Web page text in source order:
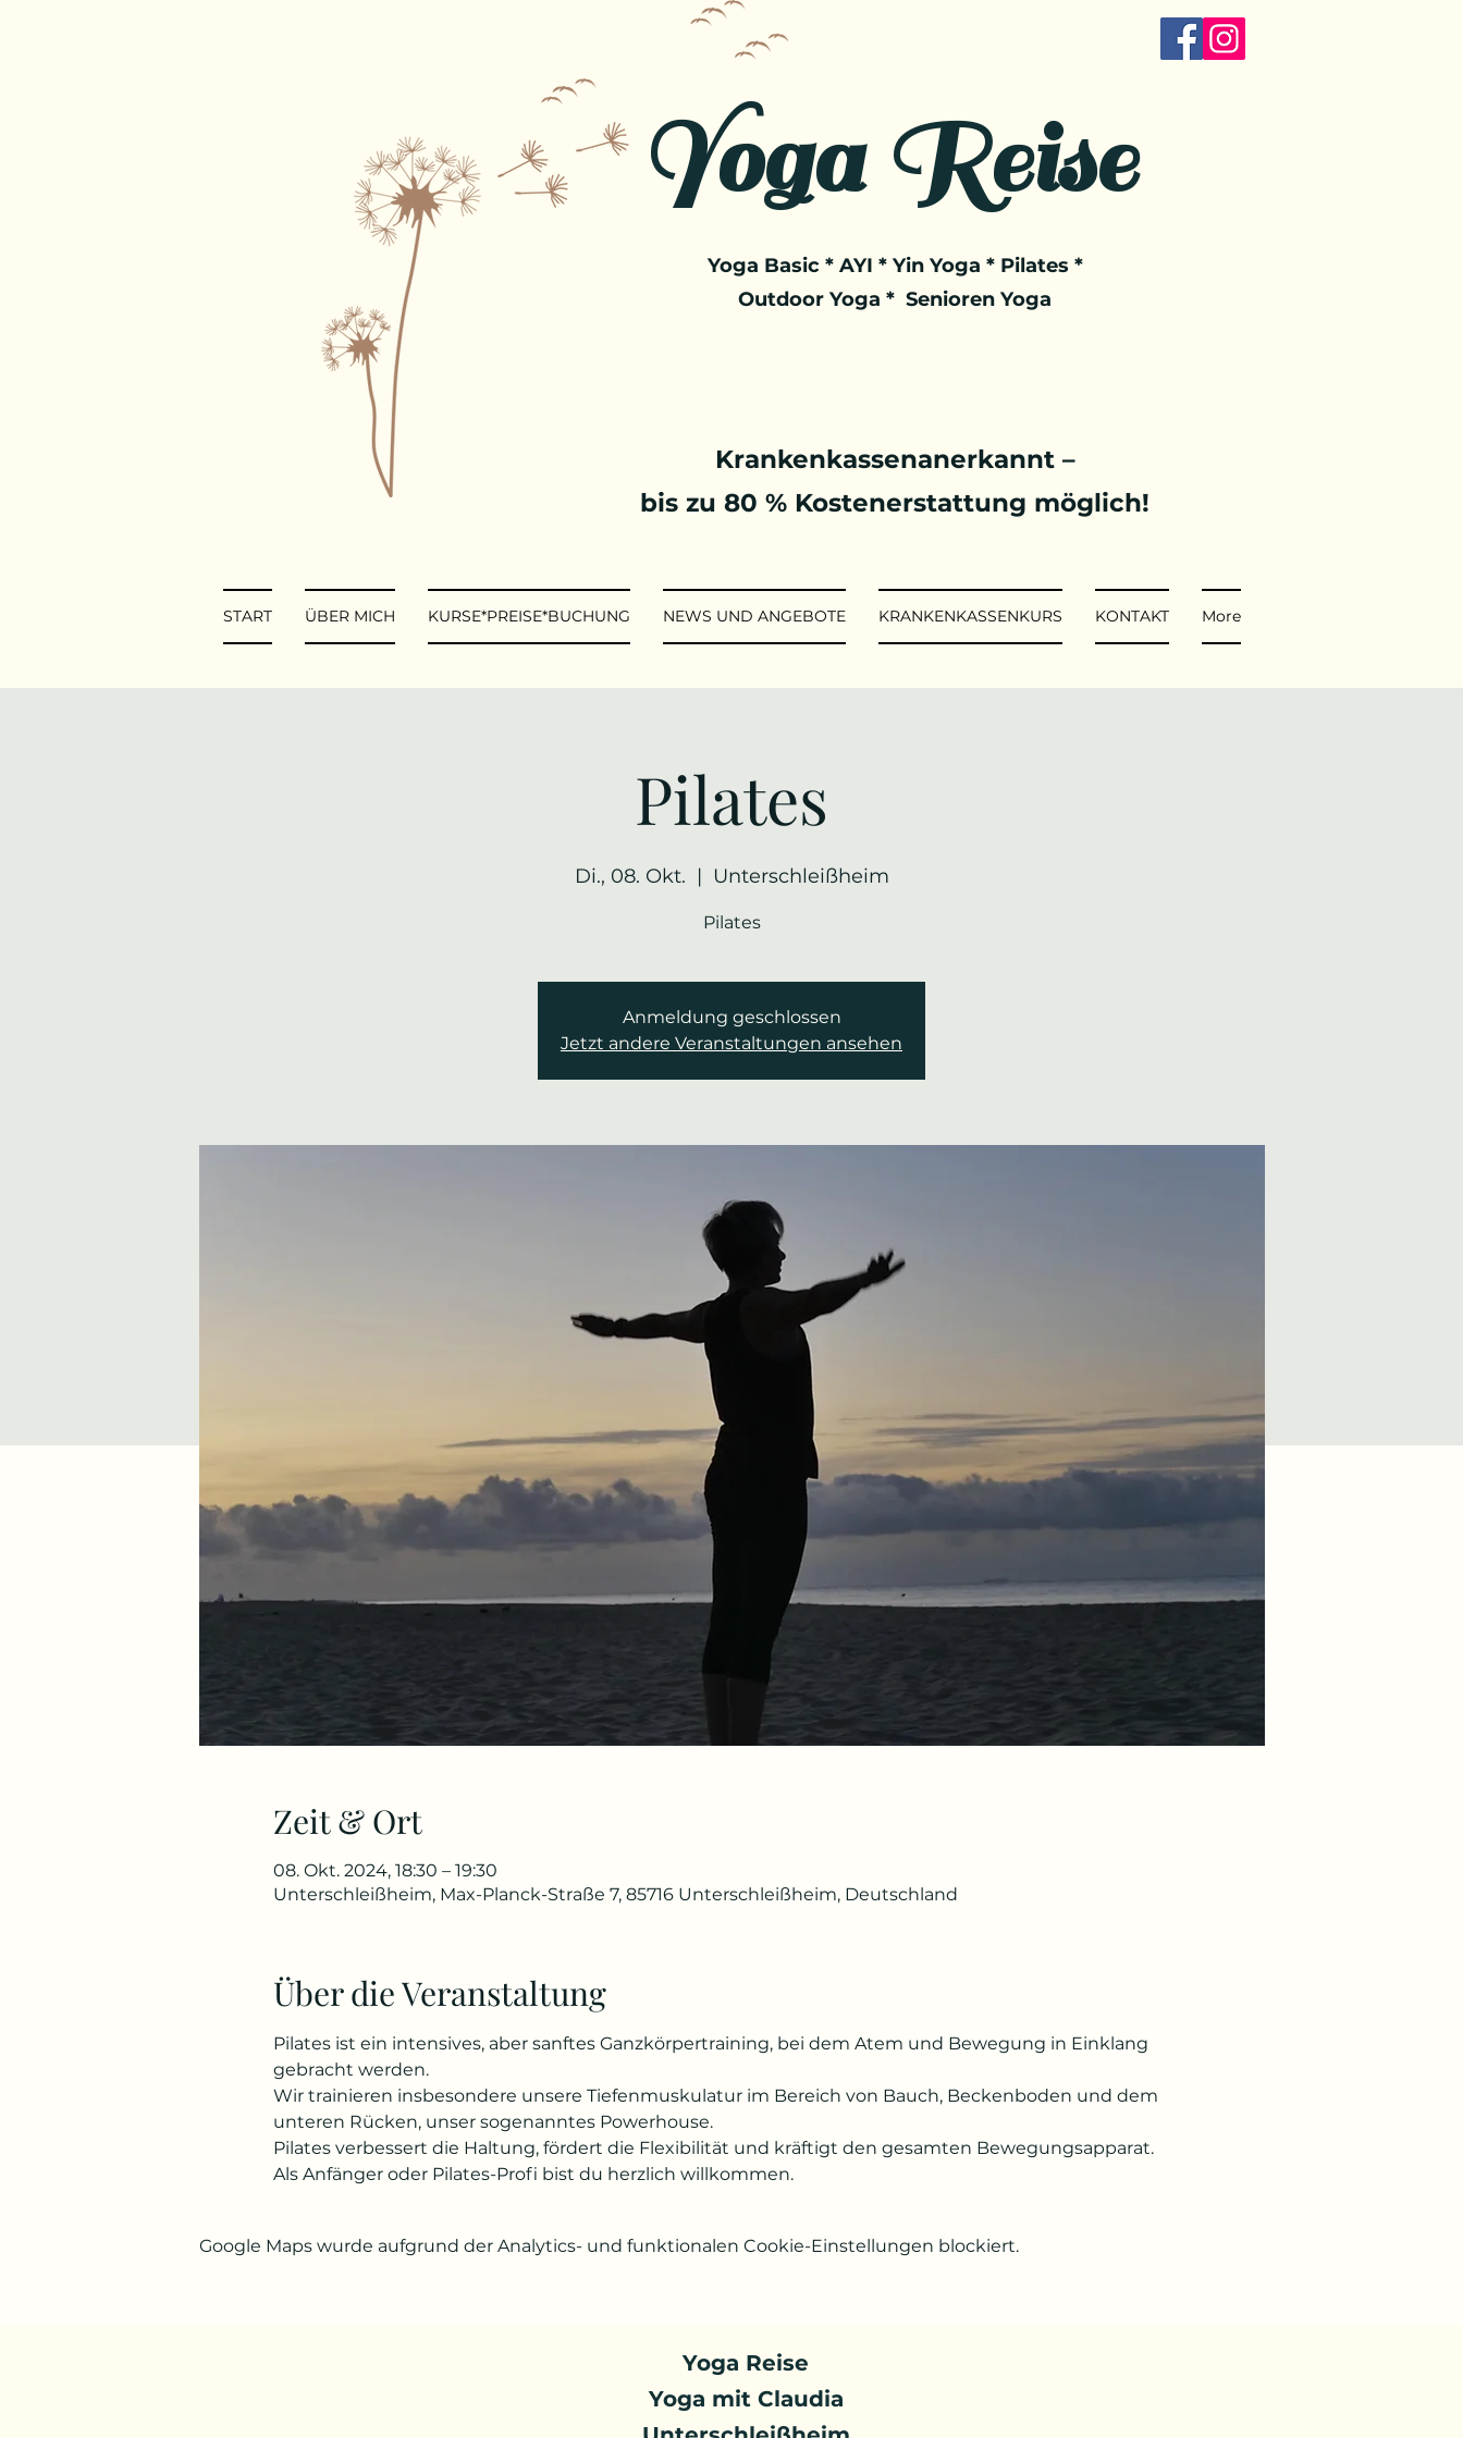
Yoga Reise
Yoga Basic * AYI * Yin Yoga * Pilates *
Outdoor Yoga * Senioren Yoga
Krankenkassenanerkannt –
bis zu 80 % Kostenerstattung möglich!
START ÜBER MICH KURSE*PREISE*BUCHUNG NEWS UND ANGEBOTE KRANKENKASSENKURS KONTAKT More
Pilates
Di., 08. Okt.
  |
Unterschleißheim
Pilates
Anmeldung geschlossen
Jetzt andere Veranstaltungen ansehen
Zeit & Ort
08. Okt. 2024, 18:30 – 19:30
Unterschleißheim, Max-Planck-Straße 7, 85716 Unterschleißheim, Deutschland
Über die Veranstaltung
Pilates ist ein intensives, aber sanftes Ganzkörpertraining, bei dem Atem und Bewegung in Einklang
gebracht werden.
Wir trainieren insbesondere unsere Tiefenmuskulatur im Bereich von Bauch, Beckenboden und dem
unteren Rücken, unser sogenanntes Powerhouse.
Pilates verbessert die Haltung, fördert die Flexibilität und kräftigt den gesamten Bewegungsapparat.
Als Anfänger oder Pilates-Profi bist du herzlich willkommen.
Google Maps wurde aufgrund der Analytics- und funktionalen Cookie-Einstellungen blockiert.
Yoga Reise
Yoga mit Claudia